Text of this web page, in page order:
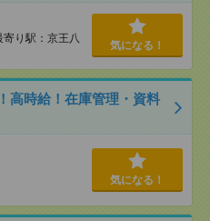
り駅：京王八
気になる！
高時給！在庫管理・資料
気になる！